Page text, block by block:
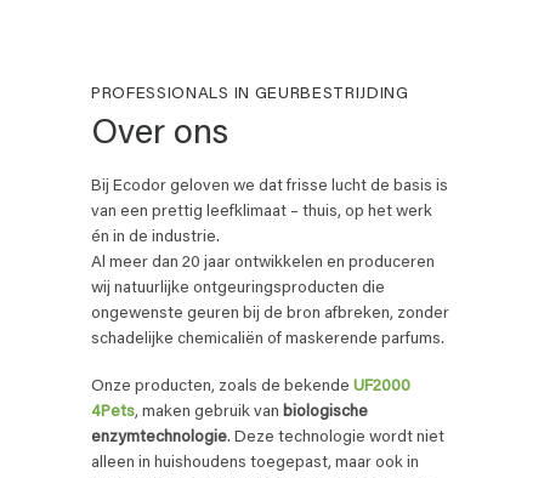
PROFESSIONALS IN GEURBESTRIJDING
Over ons
Bij Ecodor geloven we dat frisse lucht de basis is
van een prettig leefklimaat – thuis, op het werk
én in de industrie.
Al meer dan 20 jaar ontwikkelen en produceren
wij natuurlijke ontgeuringsproducten die
ongewenste geuren bij de bron afbreken, zonder
schadelijke chemicaliën of maskerende parfums.
Onze producten, zoals de bekende UF2000
4Pets, maken gebruik van biologische
enzymtechnologie. Deze technologie wordt niet
alleen in huishoudens toegepast, maar ook in